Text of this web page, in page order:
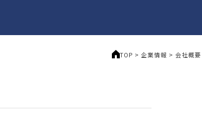
TOP >企業情報 >会社概要